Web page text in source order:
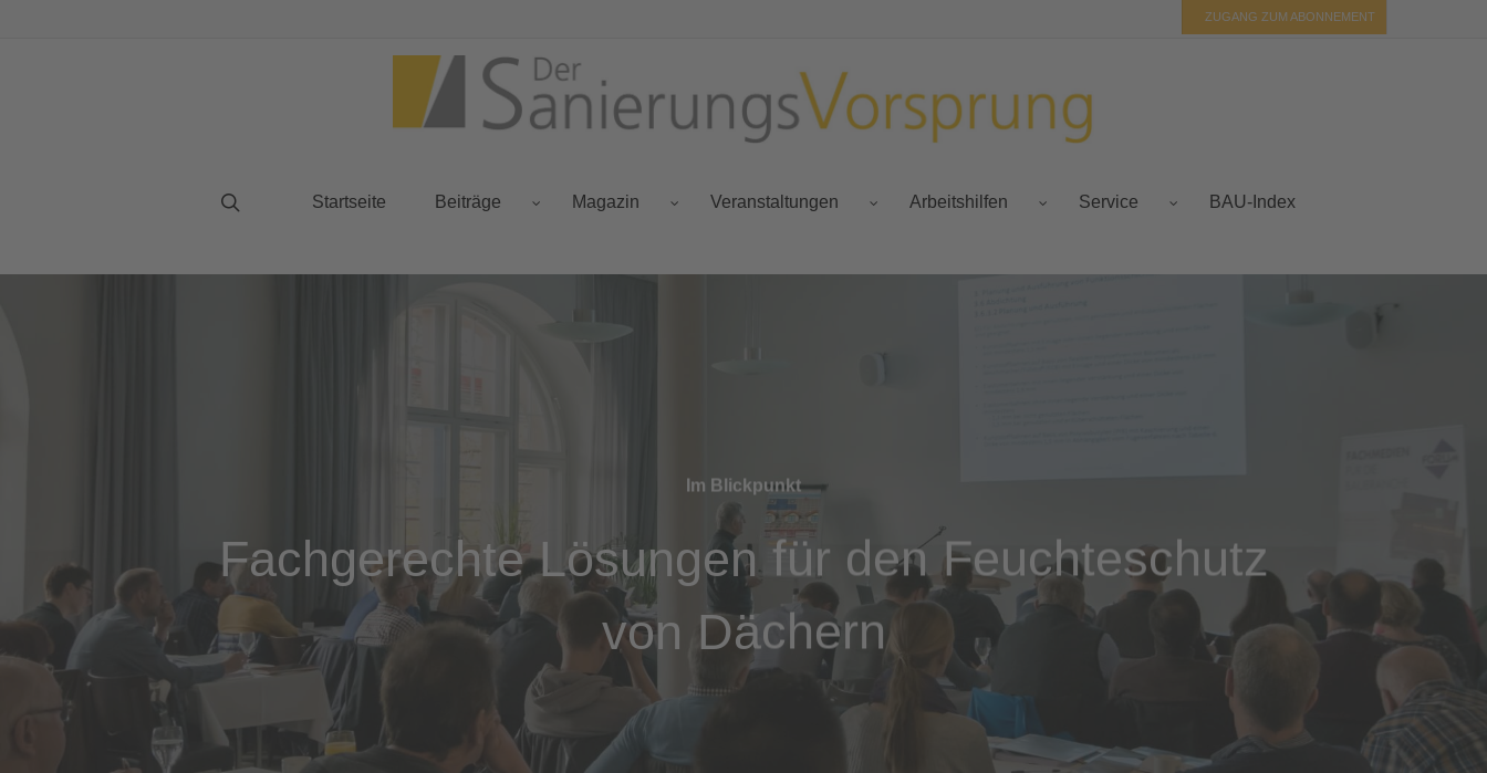
ZUGANG ZUM ABONNEMENT
Startseite Beiträge Magazin Veranstaltungen Arbeitshilfen Service BAU-Index
Im Blickpunkt
Fachgerechte Lösungen für den Feuchteschutz
von Dächern